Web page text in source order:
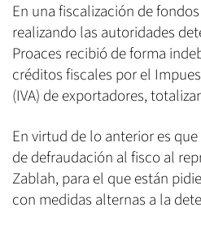
En una fiscalización de
realizando las autoridades
Proaces recibió de forma
créditos fiscales por el
(IVA) de exportadores,
En virtud de lo anterior es
de defraudación al fisco al
Zablah, para el que están
con medidas alternas a la